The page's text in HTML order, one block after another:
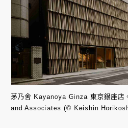
茅乃舍 Kayanoya Ginza 東京銀座店
and Associates (© Keishin